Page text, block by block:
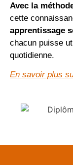
Avec la
cette
apprentissage
chacun puisse
quotidienne.
En savoir plus